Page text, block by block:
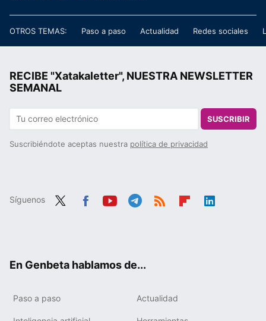
OTROS TEMAS: Paso a paso Actualidad Redes sociales
RECIBE "Xatakaletter", NUESTRA NEWSLETTER
SEMANAL
SUSCRIBIR
Suscribiéndote aceptas nuestra política de privacidad
Síguenos
En Genbeta hablamos de...
Paso a paso Actualidad